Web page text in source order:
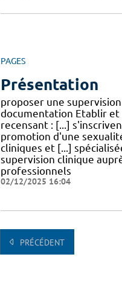
PAGES
Présentation
proposer une supervision
documentation Etablir
recensant : [...]
promotion d'une
cliniques et [...]
supervision clinique
professionnels
02/12/2025 16:04
PRÉCÉDENT